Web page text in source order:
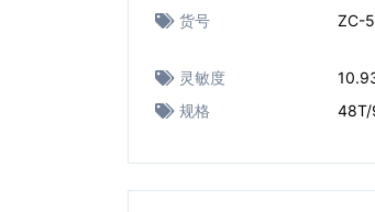
货号 ZC-
灵敏度
规格